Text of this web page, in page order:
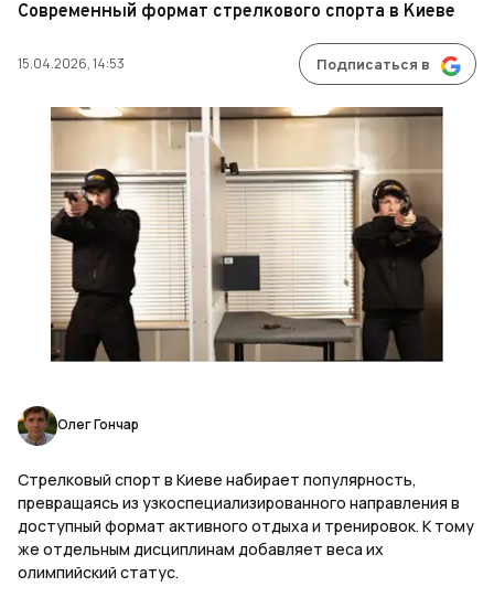
Современный формат стрелкового спорта в Киеве
15.04.2026, 14:53 Подписаться в
Олег Гончар
Стрелковый спорт в Киеве набирает популярность,
превращаясь из узкоспециализированного направления в
доступный формат активного отдыха и тренировок. К тому
же отдельным дисциплинам добавляет веса их
олимпийский статус.